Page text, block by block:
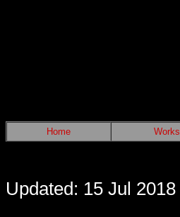
Home Works
Updated: 15 Jul 2018